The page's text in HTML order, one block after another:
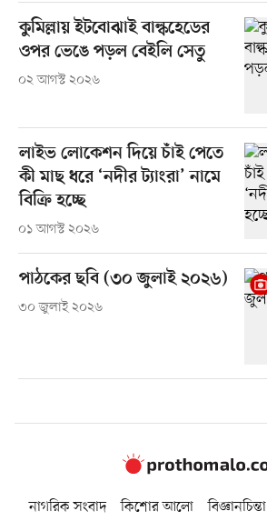
কুমিল্লায় ইটবোঝাই বাল্কহেডের
ওপর ভেঙে পড়ল বেইলি সেতু
০২ আগস্ট ২০২৬
লাইভ লোকেশন দিয়ে চাঁই পেতে
কী মাছ ধরে ‘নদীর ট্যাংরা’ নামে
বিক্রি হচ্ছে
০১ আগস্ট ২০২৬
পাঠকের ছবি (৩০ জুলাই ২০২৬)
৩০ জুলাই ২০২৬
নাগরিক সংবাদ কিশোর আলো বিজ্ঞানচিন্তা